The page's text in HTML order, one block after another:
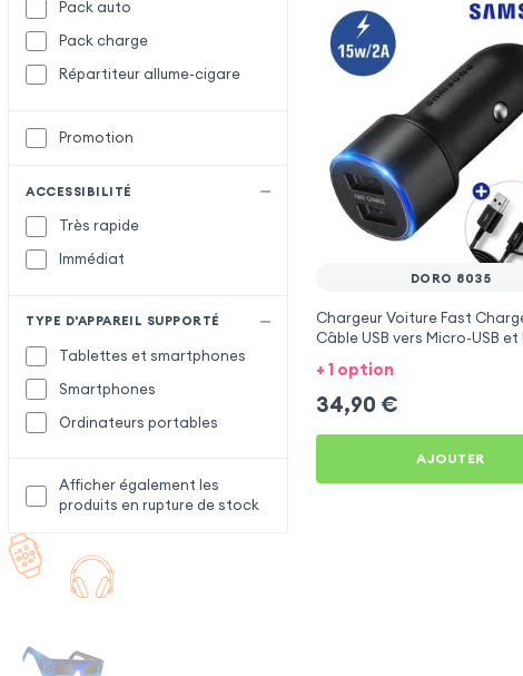
Pack auto
Pack charge
Répartiteur allume-cigare
Promotion
ACCESSIBILITÉ
Très rapide
Immédiat
TYPE D'APPAREIL SUPPORTÉ
Tablettes et smartphones
Smartphones
Ordinateurs portables
Afficher également les
produits en rupture de stock
DORO 8035
Chargeur Voiture Fast
Câble USB vers Micro-USB et
1.5m, Samsung - Noir pour
+ 1 option
34,90 €
AJOUTER